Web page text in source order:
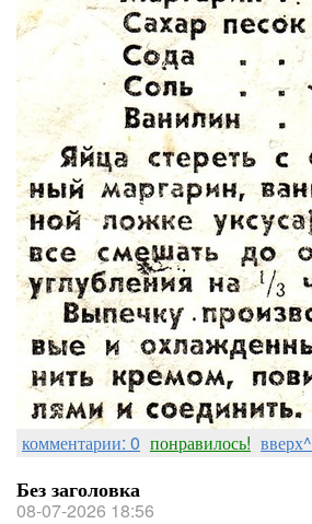
комментарии: 0 понравилось! вверх^
Без заголовка
08-07-2026 18:56